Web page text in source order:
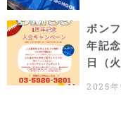
ボン
年記
日（
2025年